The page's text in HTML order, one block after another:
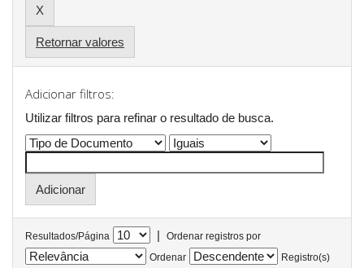
Retornar valores
Adicionar filtros:
Utilizar filtros para refinar o resultado de busca.
Resultados/Página |
Ordenar registros por
Ordenar
Registro(s)